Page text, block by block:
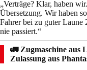
„Verträge? Klar, haben
Übersetzung. Wir haben
Fahrer bei zu guter Laune
nie passiert.“
🚛 Zugmaschine aus
Zulassung aus